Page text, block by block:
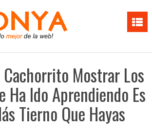
Cachorrito Mostrar Los
Ha Ido Aprendiendo Es
Tierno Que Hayas